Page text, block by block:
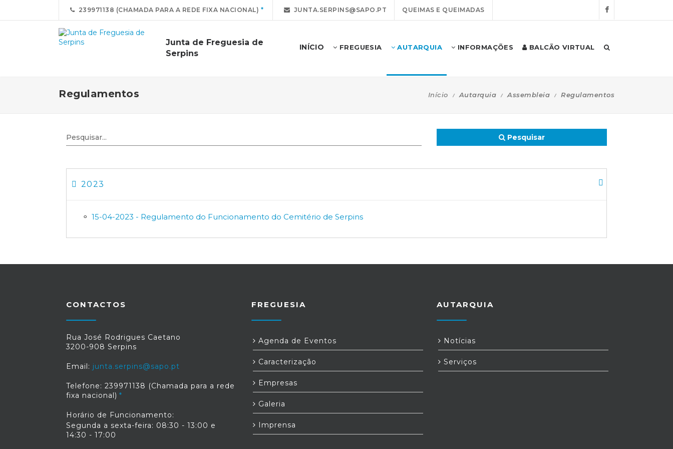
239971138 (CHAMADA PARA A REDE FIXA NACIONAL) JUNTA.SERPINS@SAPO.PT QUEIMAS E QUEIMADAS
Junta de Freguesia de
Serpins
INÍCIO FREGUESIA AUTARQUIA INFORMAÇÕES BALCÃO VIRTUAL
Regulamentos Início Autarquia Assembleia Regulamentos
Pesquisar
2023
15-04-2023 - Regulamento do Funcionamento do Cemitério de Serpins
CONTACTOS
Rua José Rodrigues Caetano
3200-908 Serpins
Email: junta.serpins@sapo.pt
Telefone: 239971138 (Chamada para a rede
fixa nacional)
Horário de Funcionamento:
Segunda a sexta-feira: 08:30 - 13:00 e
14:30 - 17:00
FREGUESIA
Agenda de Eventos
Caracterização
Empresas
Galeria
Imprensa
AUTARQUIA
Notícias
Serviços